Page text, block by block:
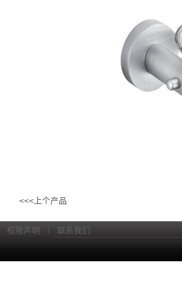
<<<上个产品
权限声明
联系我们